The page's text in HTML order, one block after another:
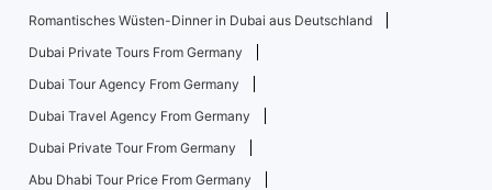
Romantisches Wüsten-Dinner in Dubai aus Deutschland
Dubai Private Tours From Germany
Dubai Tour Agency From Germany
Dubai Travel Agency From Germany
Dubai Private Tour From Germany
Abu Dhabi Tour Price From Germany